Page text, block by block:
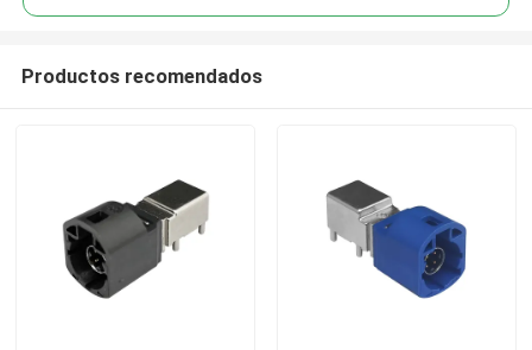
Productos recomendados